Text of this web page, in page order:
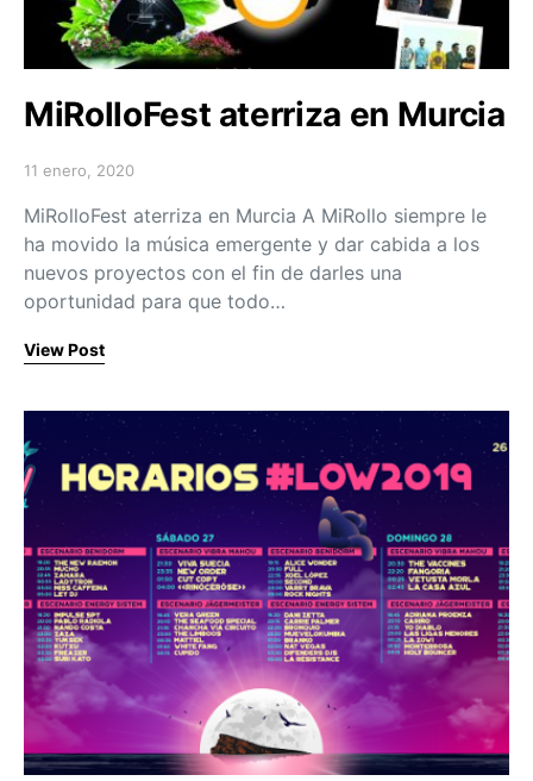
MiRolloFest aterriza en Murcia
Posted on
11 enero, 2020
MiRolloFest aterriza en Murcia A MiRollo siempre le
ha movido la música emergente y dar cabida a los
nuevos proyectos con el fin de darles una
oportunidad para que todo…
View Post